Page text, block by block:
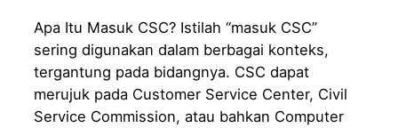
Apa Itu Masuk CSC? Istilah “masuk CSC”
sering digunakan dalam berbagai konteks,
tergantung pada bidangnya. CSC dapat
merujuk pada Customer Service Center, Civil
Service Commission, atau bahkan Computer